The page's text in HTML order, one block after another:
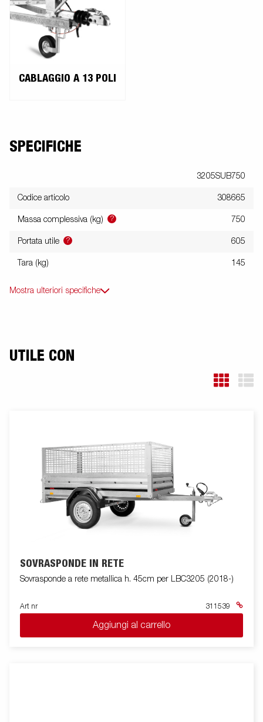
CABLAGGIO A 13 POLI
SPECIFICHE
3205SUB750
Codice articolo 308665
Massa complessiva (kg) ? 750
Portata utile ? 605
Tara (kg) 145
Mostra ulteriori specifiche
UTILE CON
SOVRASPONDE IN RETE
Sovrasponde a rete metallica h. 45cm per LBC3205 (2018-)
Art nr 311539
Aggiungi al carrello